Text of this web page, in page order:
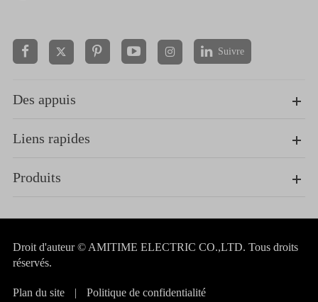
  Suivre
Des appuis
Liens rapides
Produits
Droit d'auteur © AMITIME ELECTRIC CO.,LTD. Tous droits
réservés.
Plan du site | Politique de confidentialité